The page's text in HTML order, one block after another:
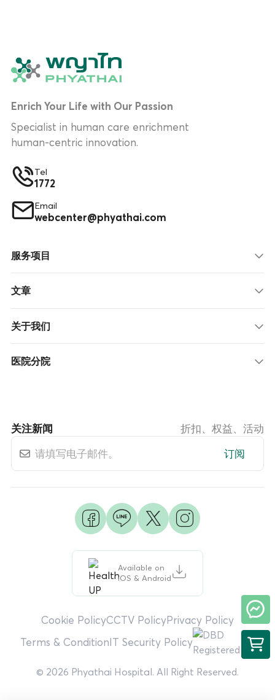
Enrich Your Life with Our Passion
Specialist in human care enrichment
human-centric innovation.
Tel
1772
Email
webcenter@phyathai.com
服务项目
文章
关于我们
医院分院
Available on
iOS & Android
关注新闻
折扣、权益、活动
订阅
© 2026 Phyathai Hospital. All Right Reserved.
Cookie PolicyCCTV PolicyPrivacy Policy
Terms & ConditionIT Security Policy